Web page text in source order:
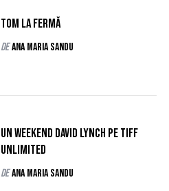
Tom la fermă
de Ana Maria Sandu
Un weekend David Lynch pe TIFF
Unlimited
de Ana Maria Sandu